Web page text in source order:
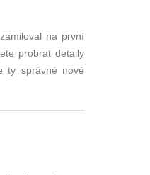
na první
probrat detaily
ty správné nové